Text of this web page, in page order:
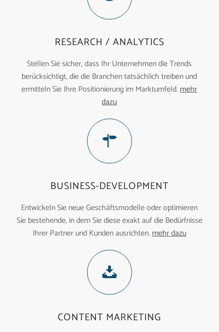
RESEARCH / ANALYTICS
Stellen Sie sicher, dass Ihr Unternehmen die Trends
berücksichtigt, die die Branchen tatsächlich treiben und
ermitteln Sie Ihre Positionierung im Marktumfeld.mehr
dazu
BUSINESS-DEVELOPMENT
Entwickeln Sie neue Geschäftsmodelle oder optimieren
Sie bestehende, in dem Sie diese exakt auf die Bedürfnisse
Ihrer Partner und Kunden ausrichten.mehr dazu
CONTENT MARKETING